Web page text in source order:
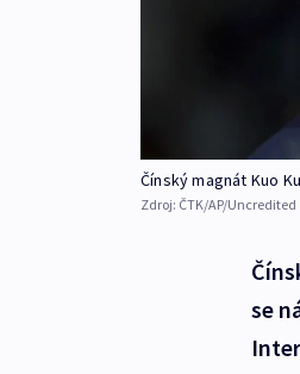
Čínský magnát Kuo
Zdroj: ČTK/AP/Uncredited
se